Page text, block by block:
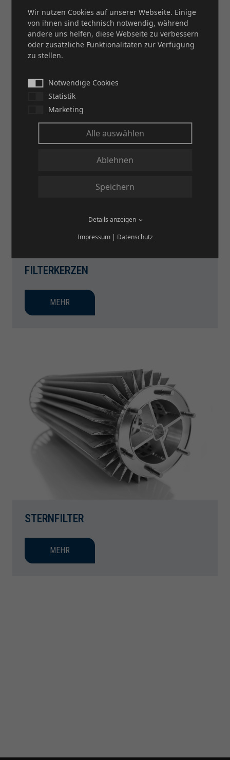
PRODUKTAUSWAHL
Qualitätsanforderungen, die nur ein PACO
Produkt erfüllen kann
FILTERKERZEN
MEHR
STERNFILTER
MEHR
Wir nutzen Cookies auf unserer Webseite. Einige
von ihnen sind technisch notwendig, während
andere uns helfen, diese Webseite zu verbessern
oder zusätzliche Funktionalitäten zur Verfügung
zu stellen.
Notwendige Cookies
Statistik
Marketing
Alle auswählen
Ablehnen
Speichern
Details anzeigen
Impressum| Datenschutz